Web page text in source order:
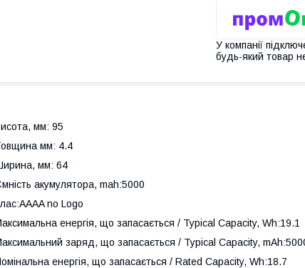
У компанії
будь-який товар
мм: 95
мм: 4.4
мм: 64
акумулятора, mah:5000
no Logo
енергія, що запасається / Typical Capacity, Wh:19.1
заряд, що запасається / Typical Capacity,
енергія, що запасається / Rated Capacity, Wh:18.7